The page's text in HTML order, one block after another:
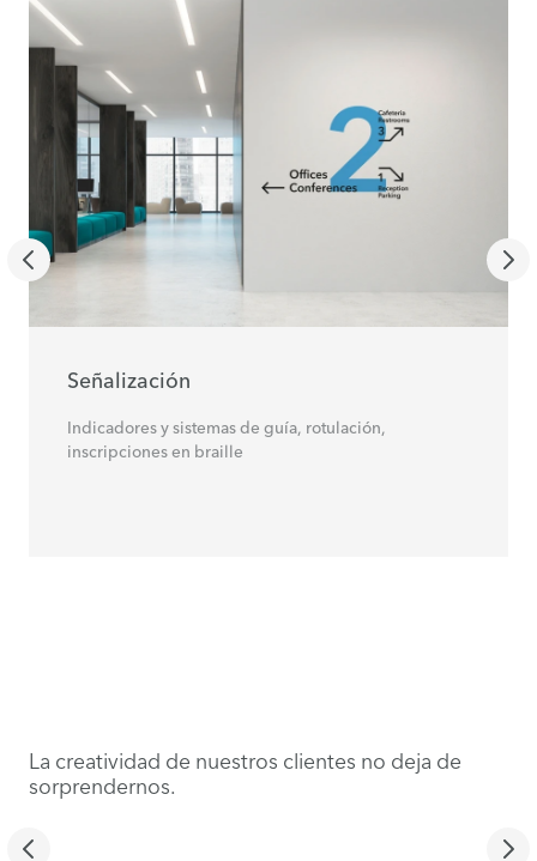
Señalización
Indicadores y sistemas de guía, rotulación,
inscripciones en braille
La creatividad de nuestros clientes no deja de
sorprendernos.